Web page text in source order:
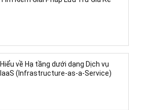
Hiểu về Hạ tầng dưới dạng Dịch vụ
IaaS (Infrastructure-as-a-Service)